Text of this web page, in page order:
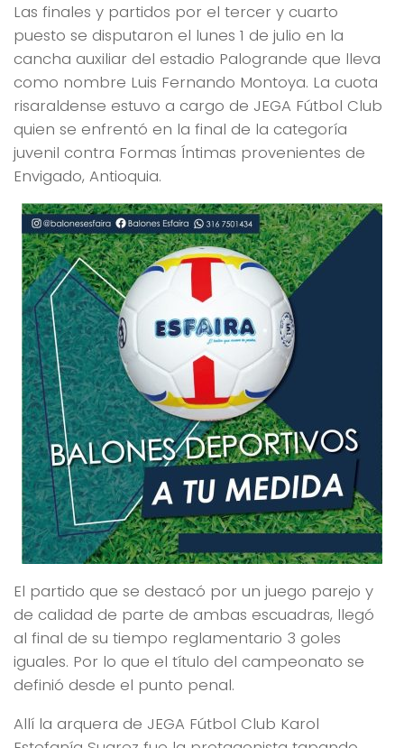
Las finales y partidos por el tercer y cuarto
puesto se disputaron el lunes 1 de julio en la
cancha auxiliar del estadio Palogrande que lleva
como nombre Luis Fernando Montoya. La cuota
risaraldense estuvo a cargo de JEGA Fútbol Club
quien se enfrentó en la final de la categoría
juvenil contra Formas Íntimas provenientes de
Envigado, Antioquia.
El partido que se destacó por un juego parejo y
de calidad de parte de ambas escuadras, llegó
al final de su tiempo reglamentario 3 goles
iguales. Por lo que el título del campeonato se
definió desde el punto penal.
Allí la arquera de JEGA Fútbol Club Karol